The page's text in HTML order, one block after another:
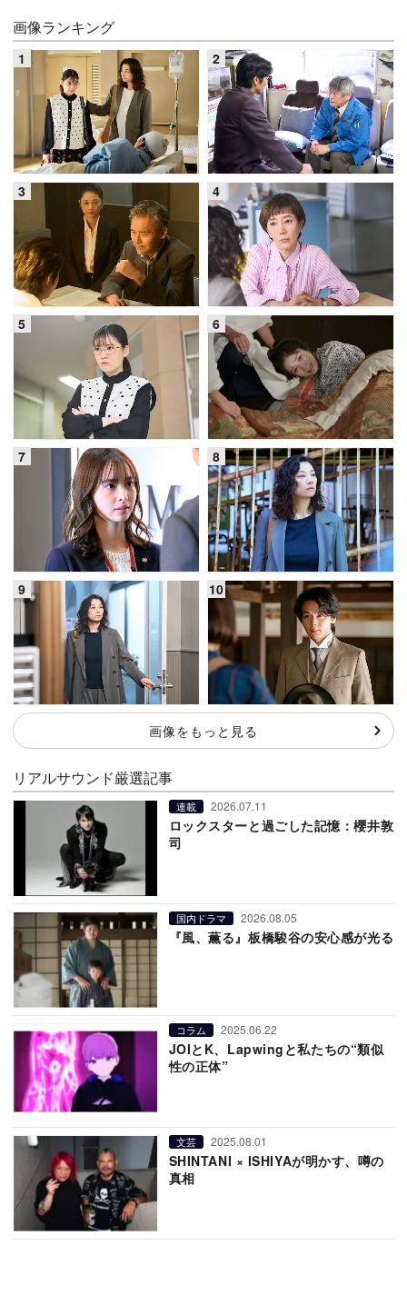
画像ランキング
画像をもっと見る
リアルサウンド厳選記事
連載 2026.07.11
ロックスターと過ごした記憶：櫻井敦
司
国内ドラマ 2026.08.05
『風、薫る』板橋駿谷の安心感が光る
コラム 2025.06.22
JOIとK、Lapwingと私たちの“類似
性の正体”
文芸 2025.08.01
SHINTANI × ISHIYAが明かす、噂の
真相